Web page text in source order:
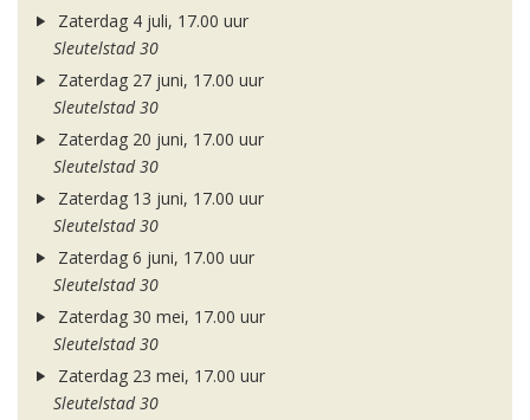
Zaterdag 4 juli, 17.00 uur
Sleutelstad 30
Zaterdag 27 juni, 17.00 uur
Sleutelstad 30
Zaterdag 20 juni, 17.00 uur
Sleutelstad 30
Zaterdag 13 juni, 17.00 uur
Sleutelstad 30
Zaterdag 6 juni, 17.00 uur
Sleutelstad 30
Zaterdag 30 mei, 17.00 uur
Sleutelstad 30
Zaterdag 23 mei, 17.00 uur
Sleutelstad 30